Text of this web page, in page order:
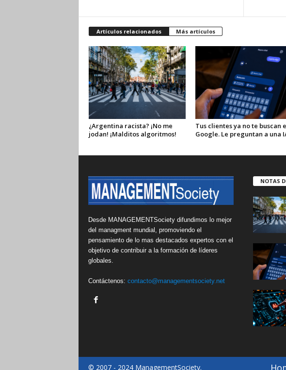
Artículos relacionados Más artículos
¿Argentina racista? ¡No me
jodan! ¡Malditos algoritmos!
Tus clientes ya no te buscan
Google. Le preguntan a una
Desde MANAGEMENTSociety difundimos lo mejor
del managment mundial, promoviendo el
pensamiento de lo mas destacados expertos con el
objetivo de contribuir a la formación de líderes
globales.
Contáctenos: contacto@managementsociety.net
NOTAS
© 2007 - 2024 ManagementSociety.